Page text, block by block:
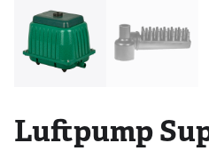
Luftpump